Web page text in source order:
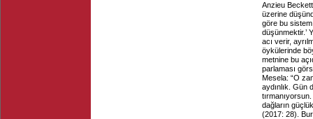
Anzieu
üzerine
göre bu
düşünmektir.’
acı verir,
öykülerinde
metnine bu
parlaması
Mesela: “O
aydınlık. Gün
dağların
(2017: 28).